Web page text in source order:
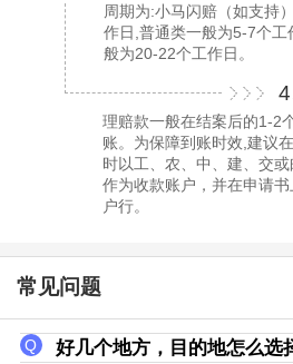
周期为:小马闪赔（如支持
作日,普通类一般为5-7个工
般为20-22个工作日。
理赔款一般在结案后的1-2
账。为保障到账时效,建议
时以工、农、中、建、交
作为收款账户，并在申请
户行。
常见问题
好几个地方，目的地怎么选